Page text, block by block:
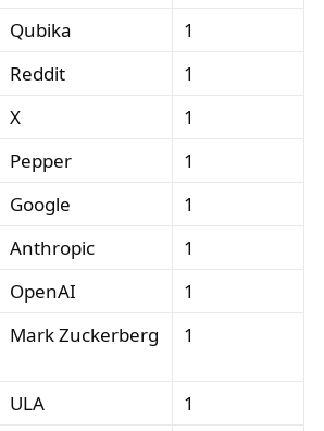
Qubika
1
Reddit
1
X
1
Pepper
1
Google
1
Anthropic
1
OpenAI
1
Mark Zuckerberg 1
ULA
1